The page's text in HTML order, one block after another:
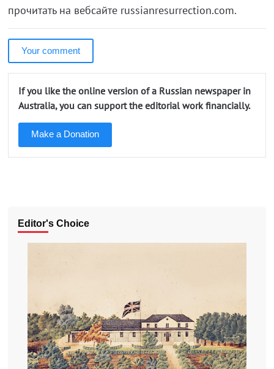
прочитать на вебсайте russianresurrection.com.
Your comment
If you like the online version of a Russian newspaper in
Australia, you can support the editorial work financially.
Make a Donation
Editor's Choice